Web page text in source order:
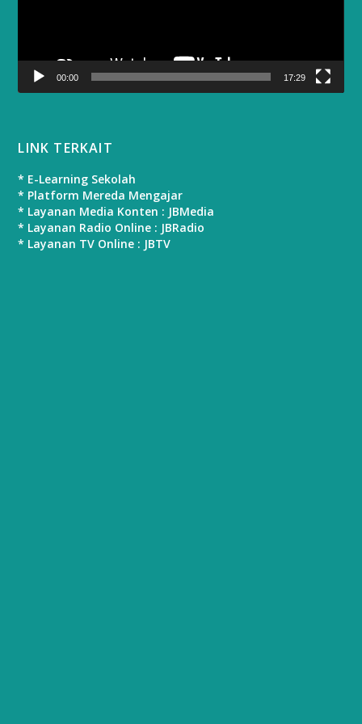
00:00 17:29
LINK TERKAIT
* E-Learning Sekolah
* Platform Mereda Mengajar
* Layanan Media Konten : JBMedia
* Layanan Radio Online : JBRadio
* Layanan TV Online : JBTV